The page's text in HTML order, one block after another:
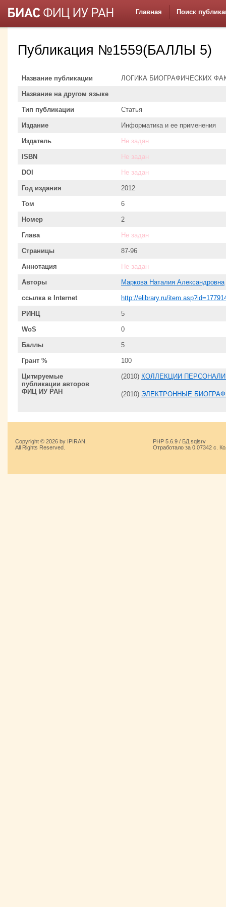
Главная Поиск
Публикация №1559(БАЛЛЫ 5)
Название публикации ЛОГИКА БИОГРАФИЧЕСКИХ
Название на другом языке
Тип публикации Статья
Издание Информатика и ее применения
Издатель Не задан
ISBN Не задан
DOI Не задан
Год издания 2012
Том 6
Номер 2
Глава Не задан
Страницы 87-96
Аннотация Не задан
Авторы Маркова Наталия Александровна
ссылка в Internet http://elibrary.ru/
РИНЦ 5
WoS 0
Баллы 5
Грант % 100
Цитируемые
публикации авторов
ФИЦ ИУ РАН
(2010) КОЛЛЕКЦИИ ПЕРСОНАЛИЙ
(2010) ЭЛЕКТРОННЫЕ
Copyright © 2026 by IPIRAN.
All Rights Reserved.
PHP 5.6.9 / БД sqlsrv
Отработало за 0.07342 с.